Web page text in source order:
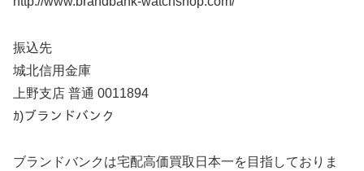
振込先
城北信用金庫
上野支店 普通 0011894
ｶ)ブランドバンク
ブランドバンクは宅配高価買取日本一を目指しておりま